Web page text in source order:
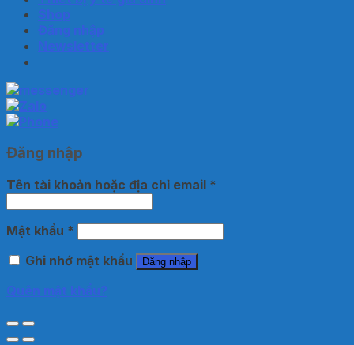
Shop
Đăng nhập
Newsletter
Đăng nhập
Tên tài khoản hoặc địa chỉ email *
Mật khẩu *
Ghi nhớ mật khẩu
Đăng nhập
Quên mật khẩu?